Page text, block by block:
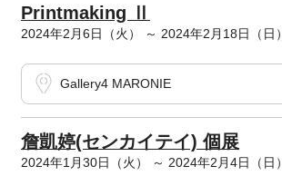
Printmaking Ⅱ
2024年2月6日（火） ～ 2024年2月18日（日）
Gallery4 MARONIE
詹凱婷(センカイテイ) 個展
2024年1月30日（火） ～ 2024年2月4日（日）